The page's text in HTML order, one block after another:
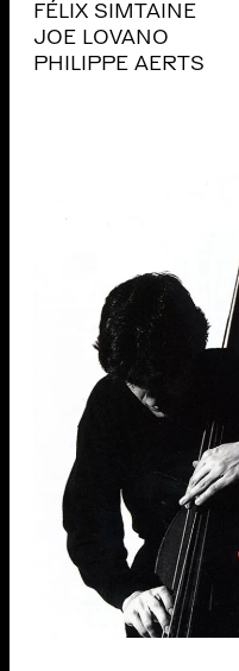
FÉLIX SIMTAINE
JOE LOVANO
PHILIPPE AERTS